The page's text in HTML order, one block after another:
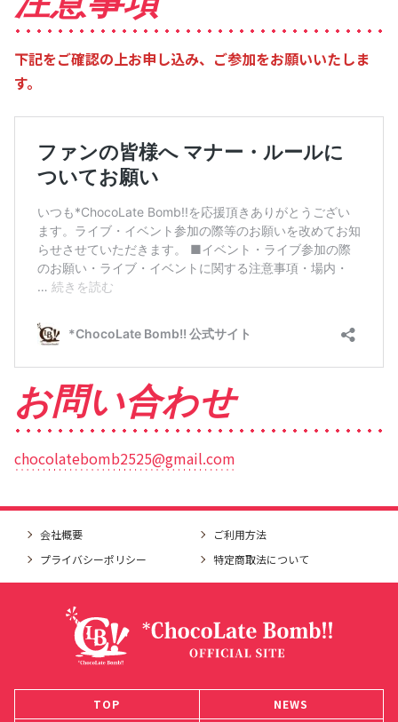
下記をご確認の上お申し込み、ご参加をお願いいたしま
す。
お問い合わせ
chocolatebomb2525@gmail.com
会社概要
ご利用方法
プライバシーポリシー
特定商取法について
TOP NEWS